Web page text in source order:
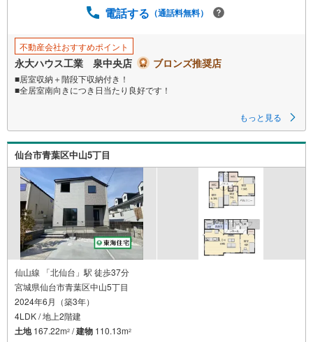
電話する （通話料無料）
不動産会社おすすめポイント
永大ハウス工業 泉中央店 ブロンズ推奨店
■居室収納＋階段下収納付き！
■全居室南向きにつき日当たり良好です！
仙台市を中心に宮城県内の多数店舗で展開中！こちらでは当社の強みを大
きく2つに分けてご紹介！
1.
＜豊富な不動産知識＞
戸建・マンション・土地...と種別を問わず不動産を取り扱っております。
更に教育施設や商業施設、子育て環境や行政などの地域情報を総合し、お
客様により良い物件選びをして頂けるよう、しっかりとサポートさせて頂
きます。
2.＜経験豊富なスタッフ＞
当社では【購入】【売却】【引っ越し】【リフォーム】など住宅に関する
様々なご質問はもちろん、ご購入時に気になる住宅ローン各種税金につい
ても、誠心誠意ご説明させて頂きます。
各店舗ではキッズスペースも完備！お子様連れのご家族様で是非お越しく
ださい。
営業時間:10:00～18:00（定休日火・水曜日※店舗により変動あり）
現地のご案内も可能ですので、どうぞお気軽にお問い合わせください！
もっと見る
仙台市青葉区中山5丁目
仙山線 「北仙台」駅 徒歩37分
宮城県仙台市青葉区中山5丁目
2024年6月（築3年）
4LDK / 地上2階建
土地167.22m2 /建物 110.13m2